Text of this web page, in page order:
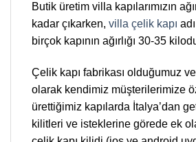
Butik üretim villa kapılarımızın
kadar çıkarken, villa çelik kapı
birçok kapının ağırlığı 30-35
Çelik kapı fabrikası olduğumuz
olarak kendimiz müşterilerimize
ürettiğimiz kapılarda İtalya’dan
kilitleri ve isteklerine görede ek